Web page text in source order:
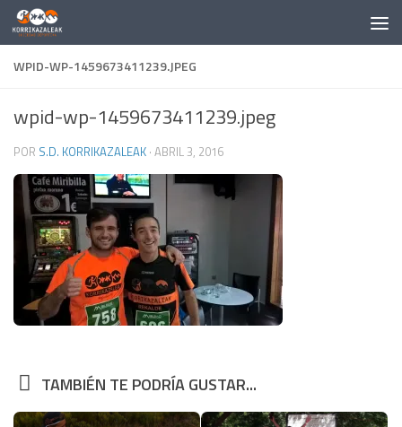
Saltar al contenido
WPID-WP-1459673411239.JPEG
wpid-wp-1459673411239.jpeg
POR S.D. KORRIKAZALEAK · ABRIL 3, 2016
TAMBIÉN TE PODRÍA GUSTAR...